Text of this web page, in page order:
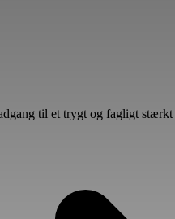
til et trygt og fagligt